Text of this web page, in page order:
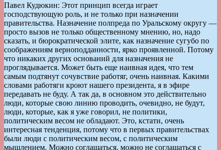
Павел Кудюкин: Этот принцип всегда играет
господствующую роль, и не только при назначении
правительства. Назначение полпреда по Уральскому округу —
просто вызов не только общественному мнению, но, надо
сказать, и бюрократической элите, как назначение сугубо по
соображениям верноподданности, ярко проявленной. Потому
что никаких других оснований для назначения не
проглядывается. Может быть еще наивная идея, что тем
самым подтянут сочувствие работяг, очень наивная. Какими
словами работяги кроют нашего президента, я в эфире
передавать не буду. А так да, в основном это действительно
люди, которые свою линию проводить, очевидно, не будут,
люди, которые, как я уже говорил, не политики,
политическим весом не обладают. Это, кстати, очень
интересная тенденция, потому что в первых правительствах
были люди с политическим весом, с политическим
мышлением. Можно соглашаться, можно не соглашаться с